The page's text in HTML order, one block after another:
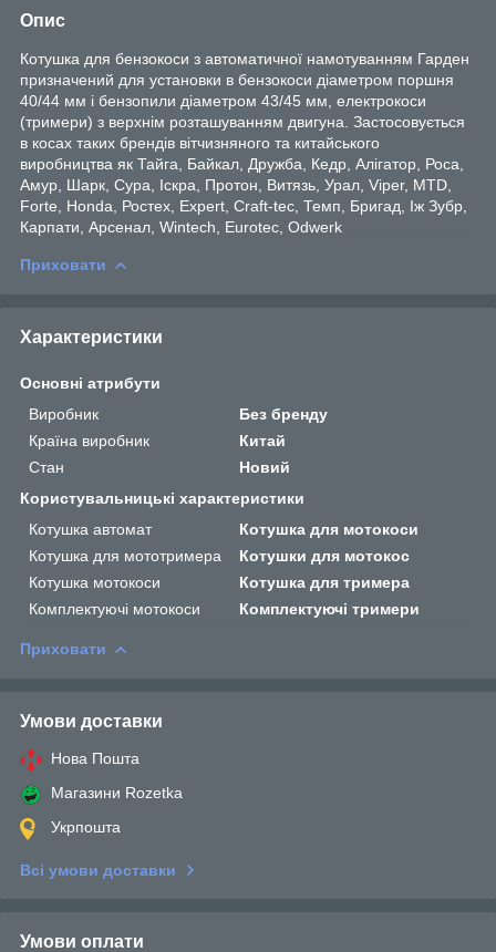
Опис
Котушка для бензокоси з автоматичної намотуванням Гарден
призначений для установки в бензокоси діаметром поршня
40/44 мм і бензопили діаметром 43/45 мм, електрокоси
(тримери) з верхнім розташуванням двигуна. Застосовується
в косах таких брендів вітчизняного та китайського
виробництва як Тайга, Байкал, Дружба, Кедр, Алігатор, Роса,
Амур, Шарк, Сура, Іскра, Протон, Витязь, Урал, Viper, MTD,
Forte, Honda, Ростех, Expert, Craft-tec, Темп, Бригад, Іж Зубр,
Карпати, Арсенал, Wintech, Eurotec, Odwerk
Приховати
Характеристики
Основні атрибути
Виробник
Без бренду
Країна виробник
Китай
Стан
Новий
Користувальницькі характеристики
Котушка автомат
Котушка для мотокоси
Котушка для мототримера
Котушки для мотокос
Котушка мотокоси
Котушка для тримера
Комплектуючі мотокоси
Комплектуючі тримери
Приховати
Умови доставки
Нова Пошта
Магазини Rozetka
Укрпошта
Всі умови доставки
Умови оплати